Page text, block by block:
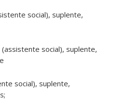
social), suplente,
social), suplente,
social), suplente,